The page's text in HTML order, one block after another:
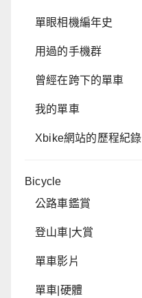
單眼相機編年史
用過的手機群
曾經在跨下的單車
我的單車
Xbike網站的歷程紀錄
Bicycle
公路車鑑賞
登山車|大賞
單車影片
單車|硬體